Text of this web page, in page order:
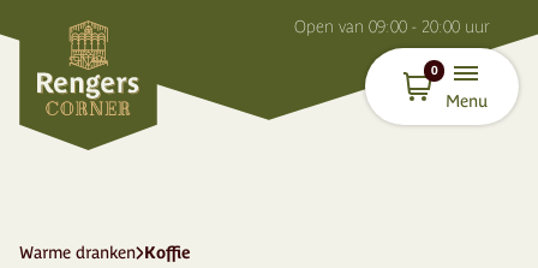
Open van 09:00 - 20:00 uur
0
Menu
Warme dranken Koffie